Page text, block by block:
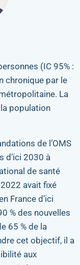
(IC 95% :
chronique par le
La
population
de l’OMS
d’ici 2030 à
de santé
avait fixé
France d’ici
% des nouvelles
65 % de la
cet objectif, il a
aux